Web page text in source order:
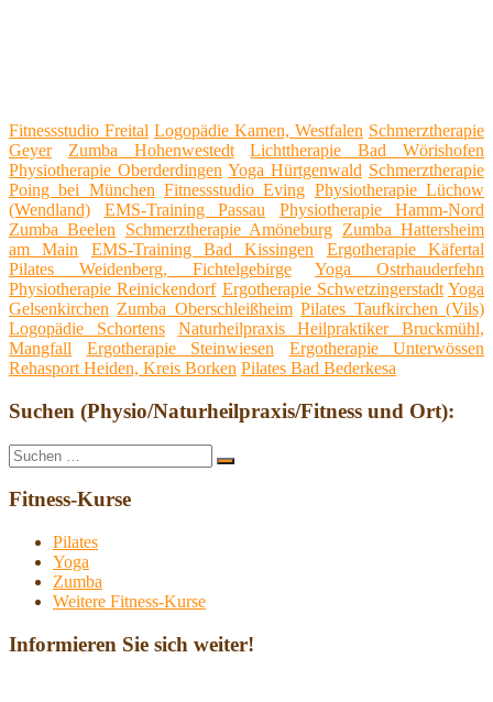
Fitnessstudio Freital Logopädie Kamen, Westfalen Schmerztherapie
Geyer
Zumba Hohenwestedt
Lichttherapie Bad Wörishofen
Physiotherapie Oberderdingen Yoga Hürtgenwald Schmerztherapie
Poing bei München Fitnessstudio Eving Physiotherapie Lüchow
(Wendland)
EMS-Training Passau
Physiotherapie Hamm-Nord
Zumba Beelen
Schmerztherapie Amöneburg Zumba Hattersheim
am Main
EMS-Training Bad Kissingen
Ergotherapie Käfertal
Pilates Weidenberg, Fichtelgebirge
Yoga Ostrhauderfehn
Physiotherapie Reinickendorf Ergotherapie Schwetzingerstadt Yoga
Gelsenkirchen Zumba Oberschleißheim Pilates Taufkirchen (Vils)
Logopädie Schortens
Naturheilpraxis Heilpraktiker Bruckmühl,
Mangfall
Ergotherapie Steinwiesen
Ergotherapie Unterwössen
Rehasport Heiden, Kreis Borken Pilates Bad Bederkesa
Suchen (Physio/Naturheilpraxis/Fitness und Ort):
Suche
nach:
Suchen
Fitness-Kurse
Pilates
Yoga
Zumba
Weitere Fitness-Kurse
Informieren Sie sich weiter!